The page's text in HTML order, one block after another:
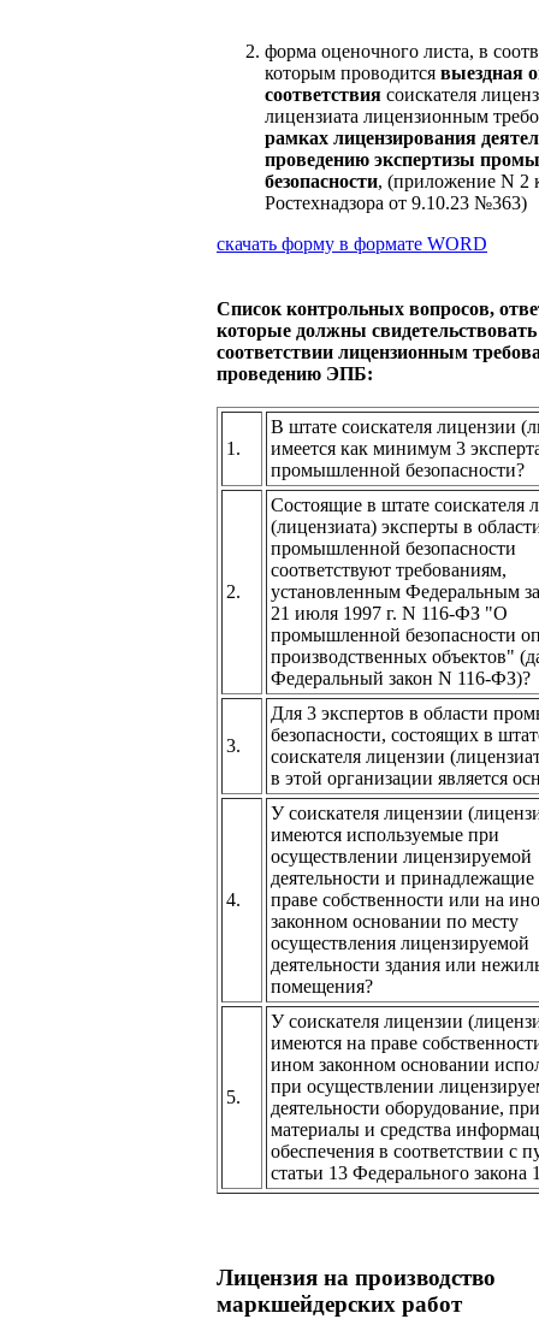
форма оценочного листа, в
которым проводится выездная
соответствия соискателя
лицензиата лицензионным
рамках лицензирования
проведению экспертизы
безопасности, (приложение N 2
Ростехнадзора от 9.10.23 №363)
скачать форму в формате WORD
Список контрольных вопросов,
которые должны свидетельствовать
соответствии лицензионным
проведению ЭПБ:
1.
В штате соискателя лицензии
имеется как минимум 3
промышленной безопасности?
2.
Состоящие в штате соискателя
(лицензиата) эксперты в
промышленной безопасности
соответствуют требованиям,
установленным Федеральным
21 июля 1997 г. N 116-ФЗ "О
промышленной безопасности
производственных объектов"
Федеральный закон N 116-ФЗ)?
3.
Для 3 экспертов в области
безопасности, состоящих в
соискателя лицензии
в этой организации является
4.
У соискателя лицензии
имеются используемые при
осуществлении лицензируемой
деятельности и
праве собственности или на
законном основании по месту
осуществления лицензируемой
деятельности здания или
помещения?
5.
У соискателя лицензии
имеются на праве
ином законном основании
при осуществлении
деятельности оборудование,
материалы и средства
обеспечения в соответствии с
статьи 13 Федерального закона
Лицензия на производство
маркшейдерских работ